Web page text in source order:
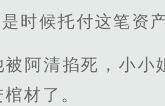
时候托付这笔资
阿清掐死，小小
材了。